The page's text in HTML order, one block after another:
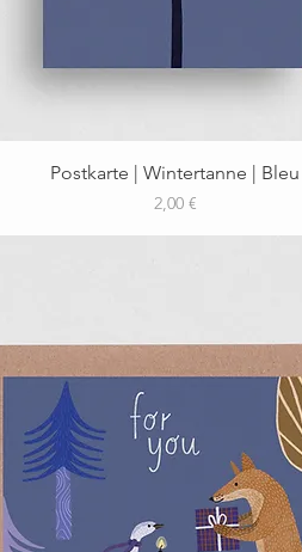
Schnellansicht
Postkarte | Wintertanne | Bleu
Preis
2,00 €